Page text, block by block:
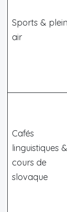
Sports & plein
air
Cafés
linguistiques &
cours de
slovaque